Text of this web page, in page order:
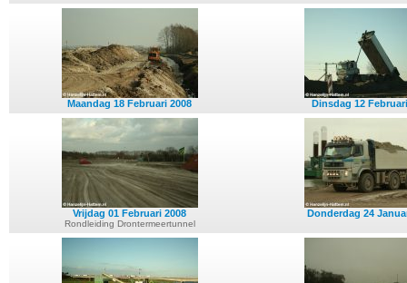
Maandag 18 Februari 2008 Dinsdag 12
Vrijdag 01 Februari 2008
Rondleiding Drontermeertunnel
Donderdag 24